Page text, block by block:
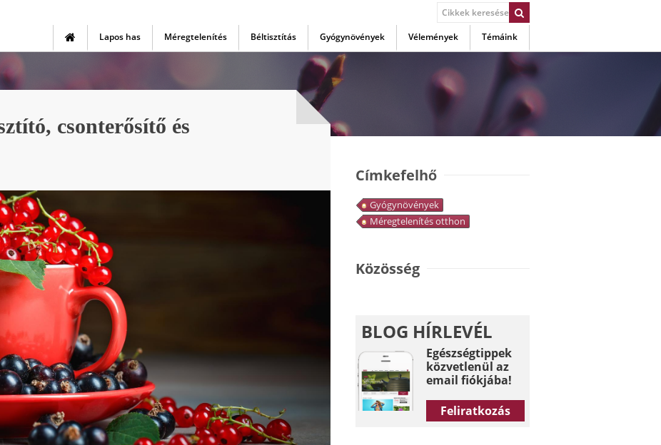
Lapos has Méregtelenítés Béltisztítás Gyógynövények Vélemények Témáink
csonterősítő és
Címkefelhő
Gyógynövények
Méregtelenítés otthon
Közösség
BLOG HÍRLEVÉL
Egészségtippek
közvetlenül az
email fiókjába!
Feliratkozás